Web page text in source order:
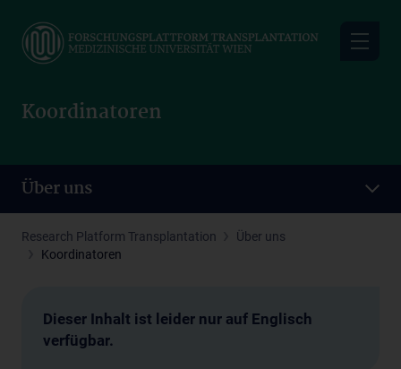
main
Koordinatoren
Über uns
Research Platform Transplantation
Über uns
Koordinatoren
Dieser Inhalt ist leider nur auf Englisch
verfügbar.